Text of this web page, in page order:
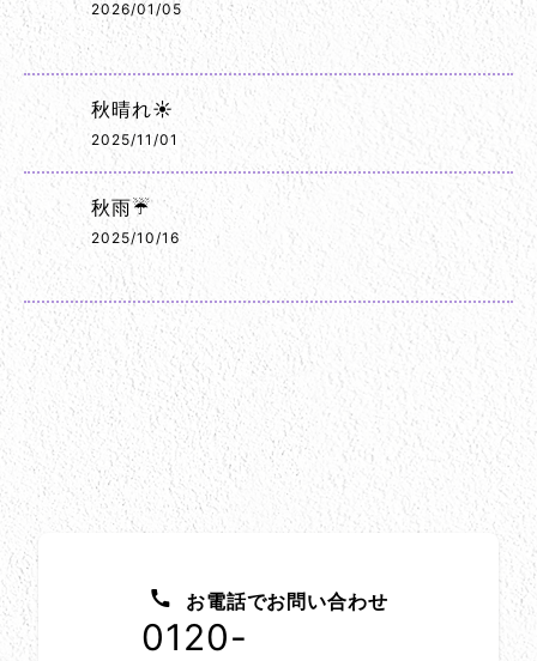
2026/01/05
秋晴れ☀️
2025/11/01
秋雨☔
2025/10/16
お問い合わせ方法
お電話でお問い合わせ
0120-